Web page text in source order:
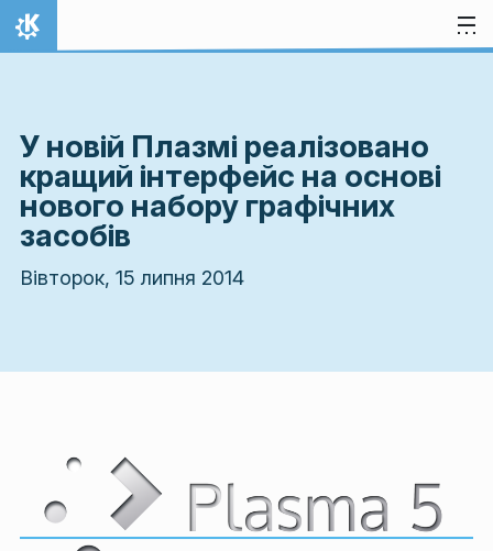
Перейти до вмісту
Домівка
У новій Плазмі реалізовано
кращий інтерфейс на основі
нового набору графічних
засобів
Вівторок, 15 липня 2014